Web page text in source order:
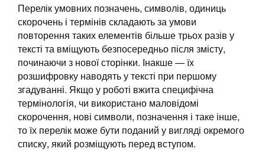
Перелік умовних позначень, символів, одиниць
скорочень і термінів складають за умови
повторення таких елементів більше трьох разів у
тексті та вміщують безпосередньо після змісту,
починаючи з нової сторінки. Інакше — їх
розшифровку наводять у тексті при першому
згадуванні. Якщо у роботі вжита специфічна
термінологія, чи використано маловідомі
скорочення, нові символи, позначення і таке інше,
то їх перелік може бути поданий у вигляді окремого
списку, який розміщують перед вступом.